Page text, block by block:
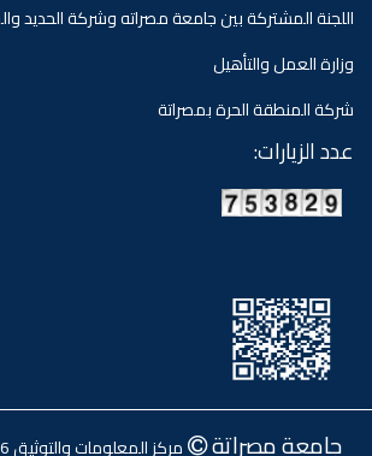
اللجنة المشتركة بين جامعة مصراته وشركة الحديد
وزارة العمل والتأهيل
شركة المنطقة الحرة بمصراتة
عدد الزيارات:
جامعة مصراتة مركز المعلومات والتوثيق 2026 v 2.0